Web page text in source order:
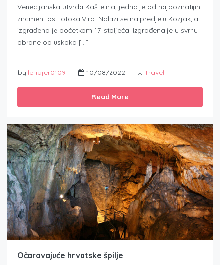
Venecijanska utvrda Kaštelina, jedna je od najpoznatijih
znamenitosti otoka Vira. Nalazi se na predjelu Kozjak, a
izgrađena je početkom 17. stoljeća. Izgrađena je u svrhu
obrane od uskoka […]
by lendjer0109 10/08/2022 Travel
Read More
Očaravajuće hrvatske špilje